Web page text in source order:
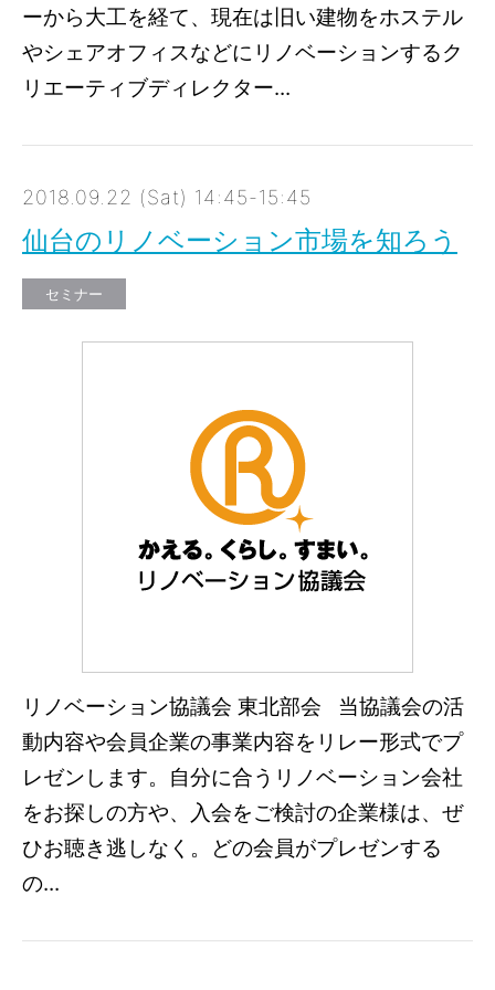
ーから大工を経て、現在は旧い建物をホステル
やシェアオフィスなどにリノベーションするク
リエーティブディレクター...
2018.09.22 (Sat) 14:45-15:45
仙台のリノベーション市場を知ろう
セミナー
リノベーション協議会 東北部会 当協議会の活
動内容や会員企業の事業内容をリレー形式でプ
レゼンします。自分に合うリノベーション会社
をお探しの方や、入会をご検討の企業様は、ぜ
ひお聴き逃しなく。どの会員がプレゼンする
の...